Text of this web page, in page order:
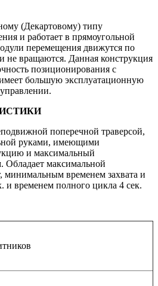
(Декартовому) типу
и работает в прямоугольной
перемещения движутся по
не вращаются. Данная конструкция
позиционирования с
большую эксплуатационную
поперечной траверсой,
руками, имеющими
и максимальный
Обладает максимальной
минимальным временем захвата и
и временем полного цикла 4 сек.